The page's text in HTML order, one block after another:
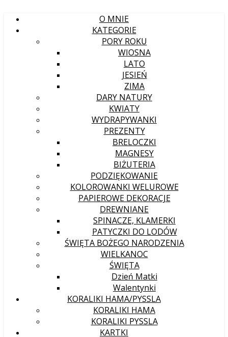
O MNIE
KATEGORIE
PORY ROKU
WIOSNA
LATO
JESIEŃ
ZIMA
DARY NATURY
KWIATY
WYDRAPYWANKI
PREZENTY
BRELOCZKI
MAGNESY
BIŻUTERIA
PODZIĘKOWANIE
KOLOROWANKI WELUROWE
PAPIEROWE DEKORACJE
DREWNIANE
SPINACZE, KLAMERKI
PATYCZKI DO LODÓW
ŚWIĘTA BOŻEGO NARODZENIA
WIELKANOC
ŚWIĘTA
Dzień Matki
Walentynki
KORALIKI HAMA/PYSSLA
KORALIKI HAMA
KORALIKI PYSSLA
KARTKI